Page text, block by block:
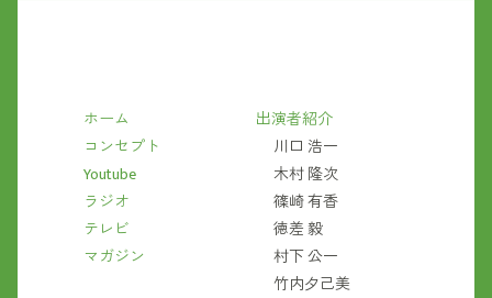
ホーム
コンセプト
Youtube
ラジオ
テレビ
マガジン
出演者紹介
川口 浩一
木村 隆次
篠崎 有香
徳差 毅
村下 公一
竹内夕己美